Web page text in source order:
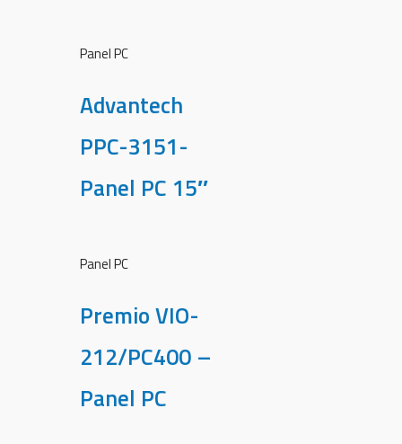
Panel PC
Advantech
PPC-3151-
Panel PC 15″
Panel PC
Premio VIO-
212/PC400 –
Panel PC